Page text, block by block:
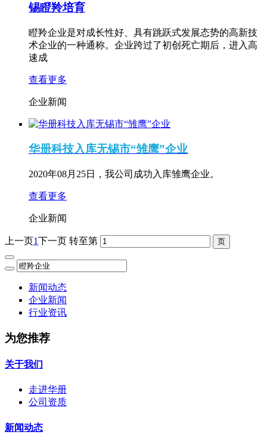
锡瞪羚培育
瞪羚企业是对成长性好、具有跳跃式发展态势的高新技
术企业的一种通称。企业跨过了初创死亡期后，进入高
速成
查看更多
企业新闻
华册科技入库无锡市“雏鹰”企业
2020年08月25日，我公司成功入库雏鹰企业。
查看更多
企业新闻
上一页1下一页 转至第
新闻动态
企业新闻
行业资讯
为您推荐
关于我们
走进华册
公司资质
新闻动态